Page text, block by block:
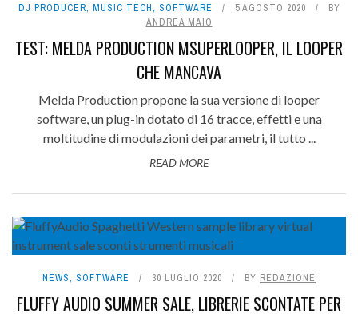
DJ PRODUCER, MUSIC TECH, SOFTWARE 5 AGOSTO 2020
BY
ANDREA MAIO
TEST: MELDA PRODUCTION MSUPERLOOPER, IL LOOPER
CHE MANCAVA
Melda Production propone la sua versione di looper
software, un plug-in dotato di 16 tracce, effetti e una
moltitudine di modulazioni dei parametri, il tutto ...
READ MORE
NEWS, SOFTWARE 30 LUGLIO 2020 BY REDAZIONE
FLUFFY AUDIO SUMMER SALE, LIBRERIE SCONTATE PER